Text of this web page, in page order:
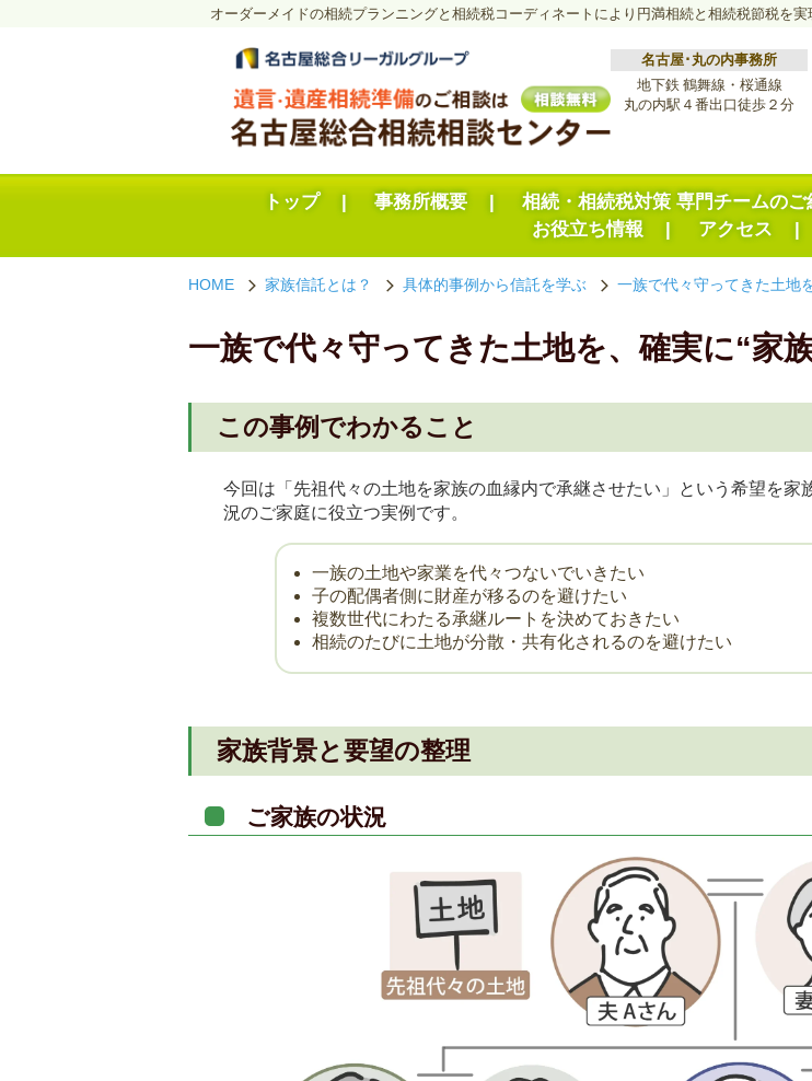
オーダーメイドの相続プランニングと相続税コーディネートにより円満相続と相続税節税を実
名古屋･丸の内事務所
地下鉄 鶴舞線・桜通線
丸の内駅４番出口徒歩２分
トップ 事務所概要 相続・相続税対策 専門チームのご
お役立ち情報
アクセス
HOME arrow_forward_ios 家族信託とは？ arrow_forward_ios 具体的事例から信託を学ぶ arrow_forward_ios 一族で代々守ってきた土地
一族で代々守ってきた土地を、確実に“家
この事例でわかること
今回は「先祖代々の土地を家族の血縁内で承継させたい」という希望を
況のご家庭に役立つ実例です。
一族の土地や家業を代々つないでいきたい
子の配偶者側に財産が移るのを避けたい
複数世代にわたる承継ルートを決めておきたい
相続のたびに土地が分散・共有化されるのを避けたい
家族背景と要望の整理
ご家族の状況